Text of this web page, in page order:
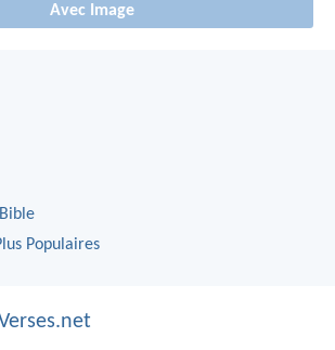
Avec Image
Populaires